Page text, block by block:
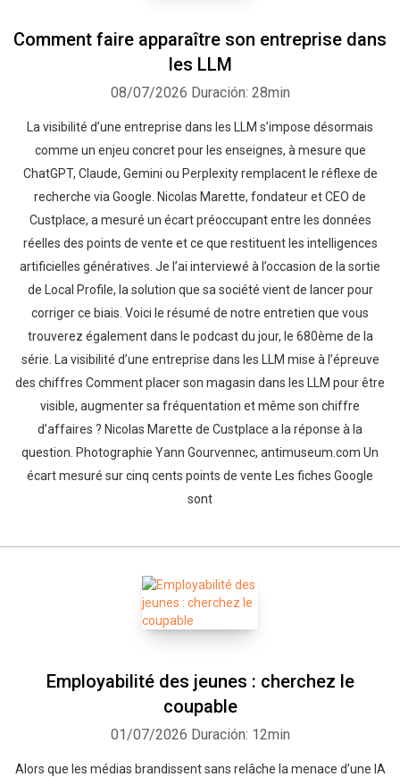
Comment faire apparaître son entreprise dans
les LLM
08/07/2026 Duración: 28min
La visibilité d’une entreprise dans les LLM s’impose désormais
comme un enjeu concret pour les enseignes, à mesure que
ChatGPT, Claude, Gemini ou Perplexity remplacent le réflexe de
recherche via Google. Nicolas Marette, fondateur et CEO de
Custplace, a mesuré un écart préoccupant entre les données
réelles des points de vente et ce que restituent les intelligences
artificielles génératives. Je l’ai interviewé à l’occasion de la sortie
de Local Profile, la solution que sa société vient de lancer pour
corriger ce biais. Voici le résumé de notre entretien que vous
trouverez également dans le podcast du jour, le 680ème de la
série. La visibilité d’une entreprise dans les LLM mise à l’épreuve
des chiffres Comment placer son magasin dans les LLM pour être
visible, augmenter sa fréquentation et même son chiffre
d’affaires ? Nicolas Marette de Custplace a la réponse à la
question. Photographie Yann Gourvennec, antimuseum.com Un
écart mesuré sur cinq cents points de vente Les fiches Google
sont
Employabilité des jeunes : cherchez le
coupable
01/07/2026 Duración: 12min
Alors que les médias brandissent sans relâche la menace d’une IA